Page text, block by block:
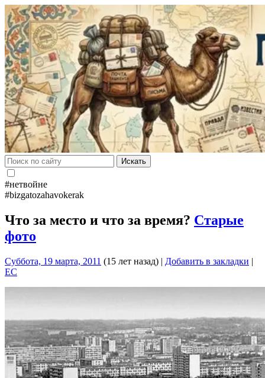
Искать
#нетвойне
#bizgatozahavokerak
Что за место и что за время? Старые
фото
Суббота, 19 марта, 2011 (15 лет назад) | Добавить в закладки |
EC